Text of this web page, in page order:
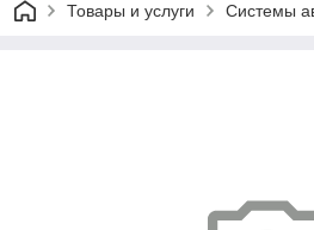
Товары и услуги Системы